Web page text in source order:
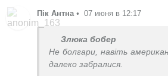
Пік Антна • 07 июня в 12:17
Злюка бобер
Не болгари, навіть
далеко забралися.